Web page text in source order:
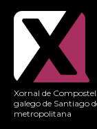
Xornal de
galego de Santiago
metropolitana